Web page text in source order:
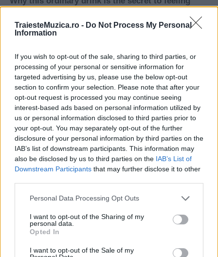
TraiesteMuzica.ro - Do Not Process My Personal
Information
If you wish to opt-out of the sale, sharing to third parties, or
processing of your personal or sensitive information for
targeted advertising by us, please use the below opt-out
section to confirm your selection. Please note that after your
opt-out request is processed you may continue seeing
interest-based ads based on personal information utilized by
us or personal information disclosed to third parties prior to
your opt-out. You may separately opt-out of the further
disclosure of your personal information by third parties on the
IAB’s list of downstream participants. This information may
also be disclosed by us to third parties on the IAB’s List of
Downstream Participants that may further disclose it to other
Please note that this website/app uses one or more Google
not limited to your visit or usage behaviour. You may click to
grant or deny consent to Google and its third-party tags to
use your data for below specified purposes in below Google
consent section.
Personal Data Processing Opt Outs
I want to opt-out of the Sharing of my
personal data.
Opted In
I want to opt-out of the Sale of my